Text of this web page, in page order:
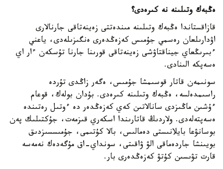
ەڭبەك وتىلىنە نە كىرەدى؟
قازاقستاندا ەڭبەك وتىلىنە مىندەتتى زەينەتاقى جارنالارى
اۋدارىلعان رەسمي جۇمىس كەزەڭدەرى ەنگىزىلەدى، ياعني
ءبىرىڭعاي جيناقتاۋشى زەينەتاقى قورىنا جارنا تۇسكەن ءار اي
ەسەپكە الىنادى.
سونىمەن قاتار قوسىمشا جۇمىس، ەگەر زاڭدى تۇردە
راسىمدەلسە، ەڭبەك وتىلىنە كىرەدى. بۇدان بولەك، قوعام
ءۇشىن ماڭىزدى سانالاتىن كەي كەزەڭدەر دە ءوتىل رەتىندە
ەسەپتەلەدى. ولاردىڭ قاتارىندا اسكەري قىزمەت، جۇكتىلىك پەن
بوسانۋعا بايلانىستى دەمالىس، بالا كۇتىمى، جۇمىسسىزدىق
بويىنشا جاردەماقى الۋ ۋاقىتى، سونداي-اق مۇگەدەك نەمەسە
قارت تۋىسىن كۇتۋ كەزەڭدەرى بار.